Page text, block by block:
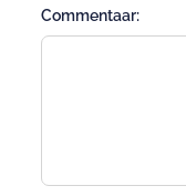
Commentaar: